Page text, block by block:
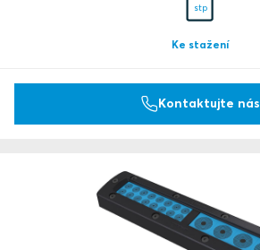
stp
Ke stažení
Kontaktujte nás